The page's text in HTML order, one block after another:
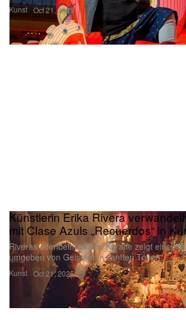
Kunst Oct 21, 2025
Kunst
Künstlerin Erika Rivera
mit Clase Azuls „Recuerdos“ in
Riveras elfenbeinfarbene Karaffe zeigt eine
umgeben von Geistern in sanften Tönen.
Oct 21, 2025